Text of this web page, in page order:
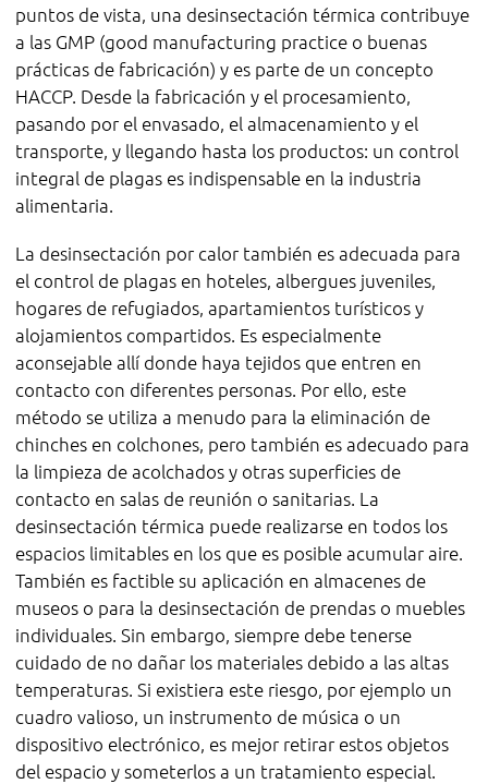
puntos de vista, una desinsectación térmica contribuye
a las GMP (good manufacturing practice o buenas
prácticas de fabricación) y es parte de un concepto
HACCP. Desde la fabricación y el procesamiento,
pasando por el envasado, el almacenamiento y el
transporte, y llegando hasta los productos: un control
integral de plagas es indispensable en la industria
alimentaria.
La desinsectación por calor también es adecuada para
el control de plagas en hoteles, albergues juveniles,
hogares de refugiados, apartamientos turísticos y
alojamientos compartidos. Es especialmente
aconsejable allí donde haya tejidos que entren en
contacto con diferentes personas. Por ello, este
método se utiliza a menudo para la eliminación de
chinches en colchones, pero también es adecuado para
la limpieza de acolchados y otras superficies de
contacto en salas de reunión o sanitarias. La
desinsectación térmica puede realizarse en todos los
espacios limitables en los que es posible acumular aire.
También es factible su aplicación en almacenes de
museos o para la desinsectación de prendas o muebles
individuales. Sin embargo, siempre debe tenerse
cuidado de no dañar los materiales debido a las altas
temperaturas. Si existiera este riesgo, por ejemplo un
cuadro valioso, un instrumento de música o un
dispositivo electrónico, es mejor retirar estos objetos
del espacio y someterlos a un tratamiento especial.